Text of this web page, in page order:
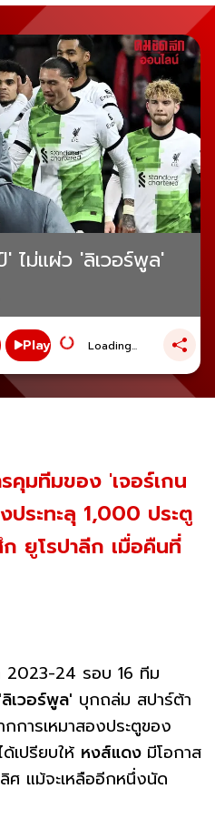
ไม่แผ่ว 'ลิเวอร์พูล'
Play Loading...
คุมทีมของ 'เจอร์เกน
ระทะลุ 1,000 ประตู
ยูโรปาลีก เมื่อคืนที่
2023-24 รอบ 16 ทีม
'ลิเวอร์พูล' บุกถล่ม สปาร์ต้า
การเหมาสองประตูของ
เปรียบให้ หงส์แดง มีโอกาส
ศ แม้จะเหลืออีกหนึ่งนัด